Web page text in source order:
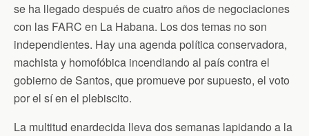
se ha llegado después de cuatro años de negociaciones
con las FARC en La Habana. Los dos temas no son
independientes. Hay una agenda política conservadora,
machista y homofóbica incendiando al país contra el
gobierno de Santos, que promueve por supuesto, el voto
por el sí en el plebiscito.
La multitud enardecida lleva dos semanas lapidando a la